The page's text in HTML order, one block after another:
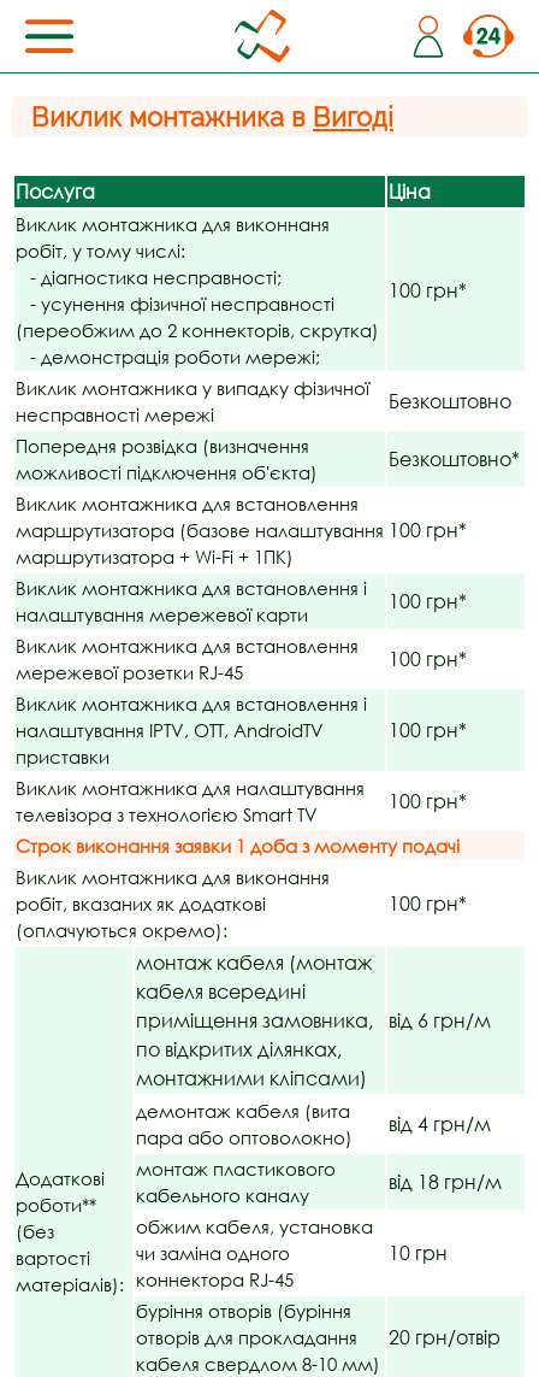
Виклик монтажника в Вигоді
Послуга Ціна
Виклик монтажника для виконнаня
робіт, у тому числі:
- діагностика несправності;
- усунення фізичної несправності
(переобжим до 2 коннекторів, скрутка)
- демонстрація роботи мережі;
100 грн*
Виклик монтажника у випадку фізичної
несправності мережі
Безкоштовно
Попередня розвідка (визначення
можливості підключення об'єкта)
Безкоштовно*
Виклик монтажника для встановлення
маршрутизатора (базове налаштування
маршрутизатора + Wi-Fi + 1ПК)
100 грн*
Виклик монтажника для встановлення і
налаштування мережевої карти
100 грн*
Виклик монтажника для встановлення
мережевої розетки RJ-45
100 грн*
Виклик монтажника для встановлення і
налаштування IPTV, OTT, AndroidTV
приставки
100 грн*
Виклик монтажника для налаштування
телевізора з технологією Smart TV
100 грн*
Строк виконання заявки 1 доба з моменту подачі
Виклик монтажника для виконання
робіт, вказаних як додаткові
(оплачуються окремо):
100 грн*
Додаткові
роботи**
(без
вартості
матеріалів):
монтаж кабеля (монтаж
кабеля всередині
приміщення замовника,
по відкритих ділянках,
монтажними кліпсами)
від 6 грн/м
демонтаж кабеля (вита
пара або оптоволокно)
від 4 грн/м
монтаж пластикового
кабельного каналу
від 18 грн/м
обжим кабеля, установка
чи заміна одного
коннектора RJ-45
10 грн
буріння отворів (буріння
отворів для прокладання
кабеля свердлом 8-10 мм)
20 грн/отвір